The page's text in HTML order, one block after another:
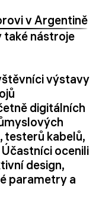
v Argentině
také nástroje
výstavy
digitálních
testerů kabelů,
ocenili
design,
parametry a